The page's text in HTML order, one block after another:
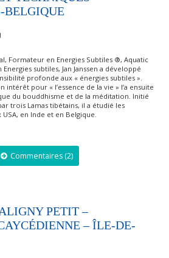
BELGIQUE
Formateur en Energies Subtiles ®, Aquatic
subtiles, Jan Janssen a développé
profonde aux « énergies subtiles ».
pour « l’essence de la vie » l’a ensuite
du bouddhisme et de la méditation. Initié
trois Lamas tibétains, il a étudié les
en Inde et en Belgique.
Commentaires (2)
PETIT –
– ÎLE-DE-